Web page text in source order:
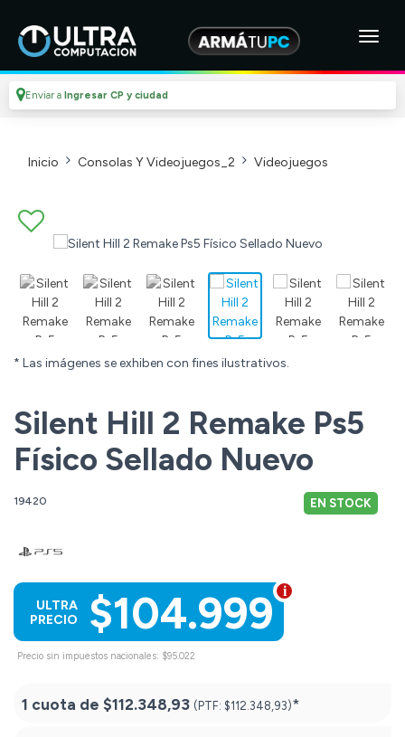
Enviar a Ingresar CP y ciudad
Inicio Consolas Y Videojuegos_2 Videojuegos
* Las imágenes se exhiben con fines ilustrativos.
Silent Hill 2 Remake Ps5
Físico Sellado Nuevo
19420 EN STOCK
$104.999
ULTRA
PRECIO
Precio sin impuestos nacionales: $95.022
1 cuota de $112.348,93 (PTF: $112.348,93)*